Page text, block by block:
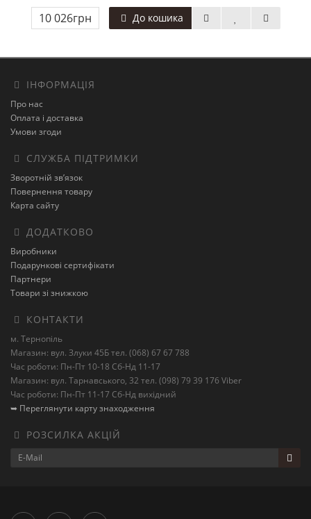
10 026грн До кошика
ІНФОРМАЦІЯ
Про нас
Оплата і доставка
Умови згоди
СЛУЖБА ПІДТРИМКИ
Зворотній зв’язок
Повернення товару
Карта сайту
ДОДАТКОВО
Виробники
Подарункові сертифікати
Партнери
Товари зі знижкою
КОНТАКТИ
м. Тернопіль
Магазин: вул. Злуки 45Б тел. (068) 67 67 788
Час роботи: Пн-Пт 10-18 Сб-Нд 11-17
Магазин: вул. Тарнавського, 32 тел. (098) 79 39 176 Viber
Час роботи: Пн-Пт 11-17 Сб-Нд вихідний
➥ Переглянути карту знаходження
РОЗСИЛКА АКЦІЙ